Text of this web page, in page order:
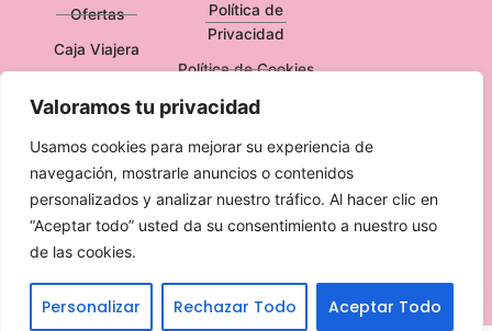
Valoramos tu privacidad
Usamos cookies para mejorar su experiencia de
navegación, mostrarle anuncios o contenidos
personalizados y analizar nuestro tráfico. Al hacer clic en
“Aceptar todo” usted da su consentimiento a nuestro uso
de las cookies.
Personalizar Rechazar Todo Aceptar Todo
Ofertas
Caja Viajera
Política de
Privacidad
Política de Cookies
Política de
Aviso Legal